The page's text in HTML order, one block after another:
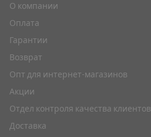
О компании
Оплата
Гарантии
Возврат
Опт для интернет-магазинов
Акции
Отдел контроля качества клиентов
Доставка